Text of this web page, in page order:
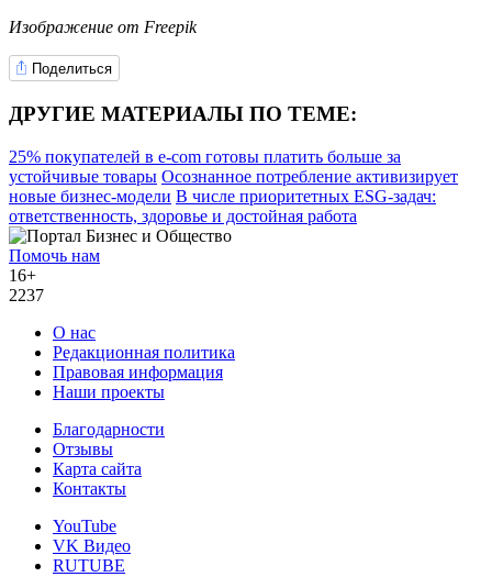
Изображение от Freepik
Поделиться
ДРУГИЕ МАТЕРИАЛЫ ПО ТЕМЕ:
25% покупателей в e-com готовы платить больше за
устойчивые товары Осознанное потребление активизирует
новые бизнес-модели В числе приоритетных ESG-задач:
ответственность, здоровье и достойная работа
Помочь нам
16+
2237
О нас
Редакционная политика
Правовая информация
Наши проекты
Благодарности
Отзывы
Карта сайта
Контакты
YouTube
VK Видео
RUTUBE